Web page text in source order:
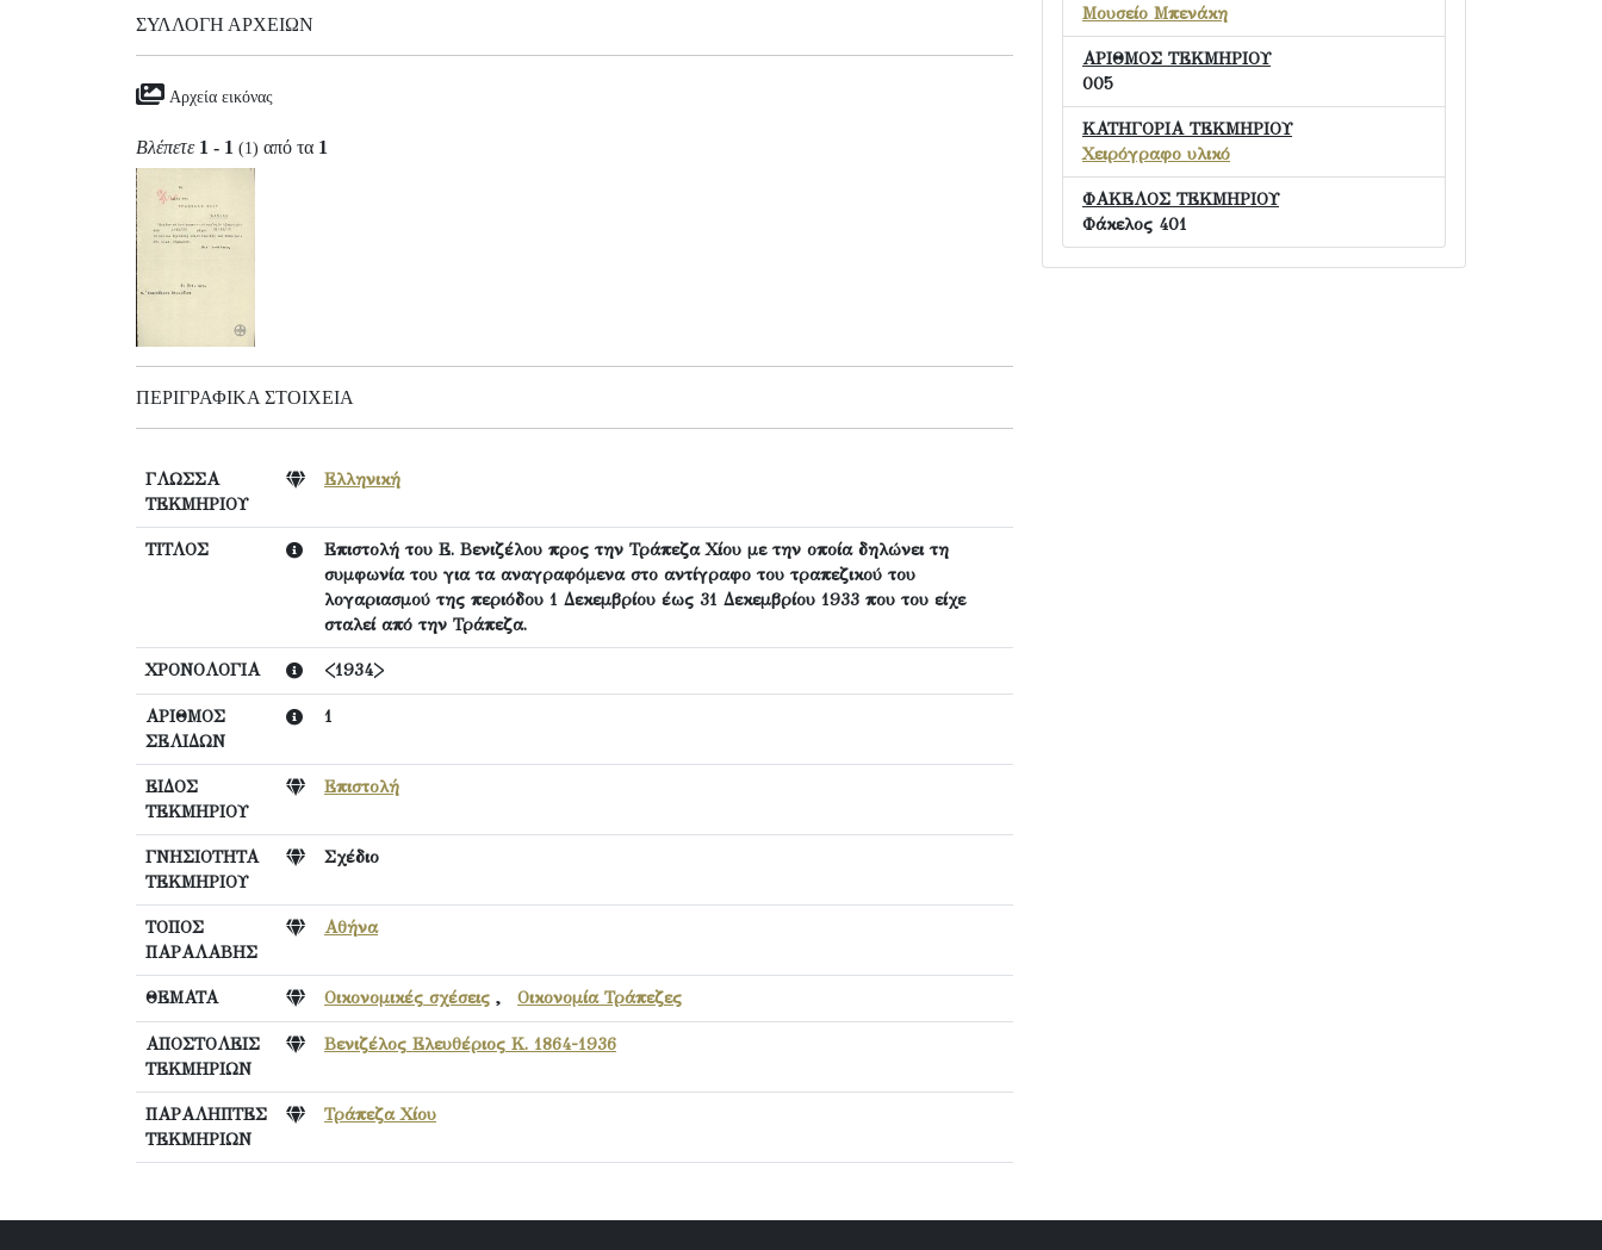
ΣΥΛΛΟΓΉ ΑΡΧΕΊΩΝ
Αρχεία εικόνας
Βλέπετε 1 - 1 (1) από τα 1
ΠΕΡΙΓΡΑΦΙΚΆ ΣΤΟΙΧΕΊΑ
ΓΛΩΣΣΑ
ΤΕΚΜΗΡΙΟΥ
Ελληνική
ΤΙΤΛΟΣ
Επιστολή του Ε. Βενιζέλου προς την Τράπεζα Χίου με την οποία δηλώνει τη
συμφωνία του για τα αναγραφόμενα στο αντίγραφο του τραπεζικού του
λογαριασμού της περιόδου 1 Δεκεμβρίου έως 31 Δεκεμβρίου 1933 που του είχε
σταλεί από την Τράπεζα.
ΧΡΟΝΟΛΟΓΙΑ <1934>
ΑΡΙΘΜΟΣ
ΣΕΛΙΔΩΝ
1
ΕΙΔΟΣ
ΤΕΚΜΗΡΙΟΥ
Επιστολή
ΓΝΗΣΙΟΤΗΤΑ
ΤΕΚΜΗΡΙΟΥ
Σχέδιο
ΤΟΠΟΣ
ΠΑΡΑΛΑΒΗΣ
Αθήνα
ΘΕΜΑΤΑ Οικονομικές σχέσεις , Οικονομία Τράπεζες
ΑΠΟΣΤΟΛΕΙΣ
ΤΕΚΜΗΡΙΩΝ
Βενιζέλος Ελευθέριος Κ. 1864-1936
ΠΑΡΑΛΗΠΤΕΣ
ΤΕΚΜΗΡΙΩΝ
Τράπεζα Χίου
Μουσείο Μπενάκη
ΑΡΙΘΜΟΣ ΤΕΚΜΗΡΙΟΥ
005
ΚΑΤΗΓΟΡΙΑ ΤΕΚΜΗΡΙΟΥ
Χειρόγραφο υλικό
ΦΑΚΕΛΟΣ ΤΕΚΜΗΡΙΟΥ
Φάκελος 401